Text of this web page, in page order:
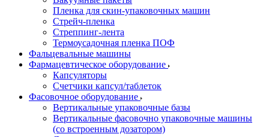
Пленка для скин-упаковочных машин
Стрейч-пленка
Стреппинг-лента
Термоусадочная пленка ПОФ
Фальцевальные машины
Фармацевтическое оборудование
Капсуляторы
Счетчики капсул/таблеток
Фасовочноe оборудование
Вертикальные упаковочные базы
Вертикальные фасовочно упаковочные машины
(со встроенным дозатором)